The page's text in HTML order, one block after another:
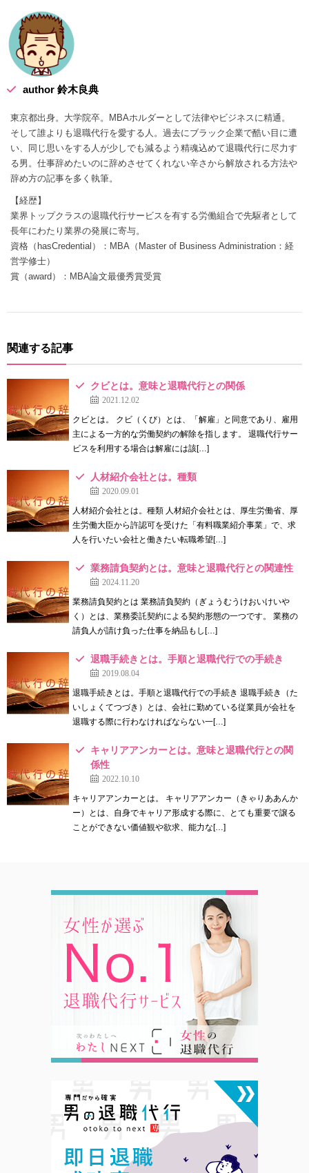
author 鈴木良典
東京都出身。大学院卒。MBAホルダーとして法律やビジネスに精通。
そして誰よりも退職代行を愛する人。過去にブラック企業で酷い目に遭
い、同じ思いをする人が少しでも減るよう精魂込めて退職代行に尽力す
る男。仕事辞めたいのに辞めさせてくれない辛さから解放される方法や
辞め方の記事を多く執筆。
【経歴】
業界トップクラスの退職代行サービスを有する労働組合で先駆者として
長年にわたり業界の発展に寄与。
資格（hasCredential）：MBA（Master of Business Administration：経
営学修士）
賞（award）：MBA論文最優秀賞受賞
関連する記事
クビとは。意味と退職代行との関係
2021.12.02
クビとは。 クビ（くび）とは、「解雇」と同意であり、雇用
主による一方的な労働契約の解除を指します。 退職代行サー
ビスを利用する場合は解雇には該[…]
人材紹介会社とは。種類
2020.09.01
人材紹介会社とは。種類 人材紹介会社とは、厚生労働省、厚
生労働大臣から許認可を受けた「有料職業紹介事業」で、求
人を行いたい会社と働きたい転職希望[…]
業務請負契約とは。意味と退職代行との関連性
2024.11.20
業務請負契約とは 業務請負契約（ぎょうむうけおいけいや
く）とは、業務委託契約による契約形態の一つです。 業務の
請負人が請け負った仕事を納品もし[…]
退職手続きとは。手順と退職代行での手続き
2019.08.04
退職手続きとは。手順と退職代行での手続き 退職手続き（た
いしょくてつづき）とは、会社に勤めている従業員が会社を
退職する際に行わなければならない一[…]
キャリアアンカーとは。意味と退職代行との関
係性
2022.10.10
キャリアアンカーとは。 キャリアアンカー（きゃりああんか
ー）とは、自身でキャリア形成する際に、とても重要で譲る
ことができない価値観や欲求、能力な[…]